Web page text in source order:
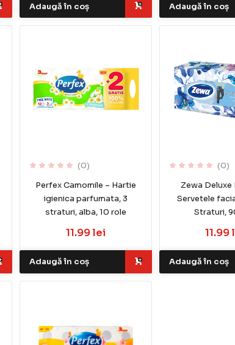
Adaugă în coș Adaugă în coș
(0)
Perfex Camomile – Hartie
igienica parfumata, 3
straturi, alba, 10 role
11.99 lei
Adaugă în coș
(0)
Zewa Deluxe
Servetele
Straturi,
11.99
Adaugă în coș